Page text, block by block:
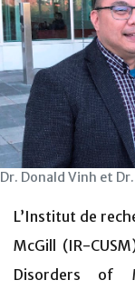
Dr. Donald Vinh et
L’Institut de
McGill (IR-
Disorders of